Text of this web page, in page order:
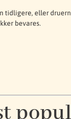
tidligere, eller
bevares.